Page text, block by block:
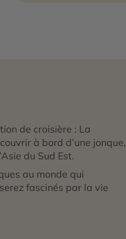
de croisière : La
à bord d’une jonque,
du Sud Est.
au monde qui
fascinés par la vie